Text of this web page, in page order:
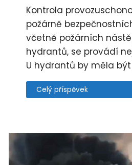
Kontrola
požárně
včetně požárních
hydrantů, se provádí
U hydrantů by měla být
Celý příspěvek